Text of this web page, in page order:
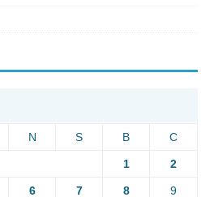
N S B C
1 2
6 7 8 9